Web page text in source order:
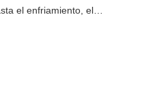
el enfriamiento, el
de